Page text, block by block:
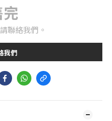
聯絡我們。
我們